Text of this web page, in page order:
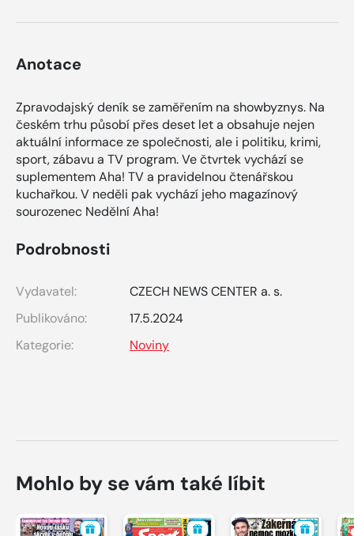
Anotace
Zpravodajský deník se zaměřením na showbyznys. Na
českém trhu působí přes deset let a obsahuje nejen
aktuální informace ze společnosti, ale i politiku, krimi,
sport, zábavu a TV program. Ve čtvrtek vychází se
suplementem Aha! TV a pravidelnou čtenářskou
kuchařkou. V neděli pak vychází jeho magazínový
sourozenec Nedělní Aha!
Podrobnosti
Vydavatel:
CZECH NEWS CENTER a. s.
Publikováno:
17.5.2024
Kategorie:
Noviny
Mohlo by se vám také líbit